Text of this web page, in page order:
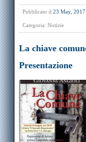
Pubblicato il 23 May, 2017
Categoria: Notizie
La chiave
Presentazione